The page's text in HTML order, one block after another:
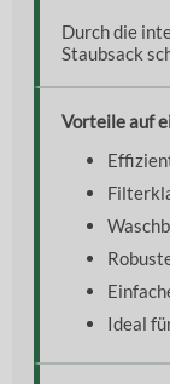
Durch die
Staubsack
Vorteile auf
Ideal